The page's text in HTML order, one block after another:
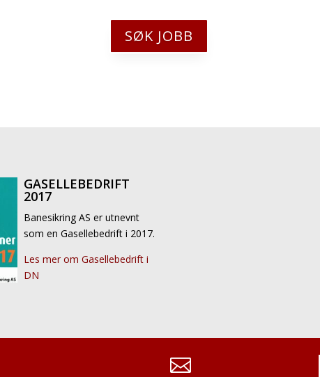
SØK JOBB
GASELLEBEDRIFT
2017
Banesikring AS er utnevnt
som en Gasellebedrift i 2017.
Les mer om Gasellebedrift i
DN
